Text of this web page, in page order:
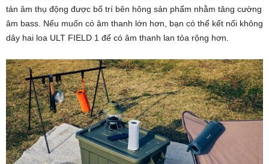
tản âm thụ động được bố trí bên hông sản phẩm nhằm tăng cường
âm bass. Nếu muốn có âm thanh lớn hơn, bạn có thể kết nối không
dây hai loa ULT FIELD 1 để có âm thanh lan tỏa rộng hơn.